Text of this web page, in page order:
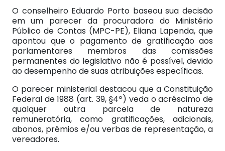
O conselheiro Eduardo Porto baseou sua decisão
em um parecer da procuradora do Ministério
Público de Contas (MPC-PE), Eliana Lapenda, que
apontou que o pagamento de gratificação aos
parlamentares membros das comissões
permanentes do legislativo não é possível, devido
ao desempenho de suas atribuições específicas.
O parecer ministerial destacou que a Constituição
Federal de 1988 (art. 39, §4º) veda o acréscimo de
qualquer outra parcela de natureza
remuneratória, como gratificações, adicionais,
abonos, prêmios e/ou verbas de representação, a
vereadores.